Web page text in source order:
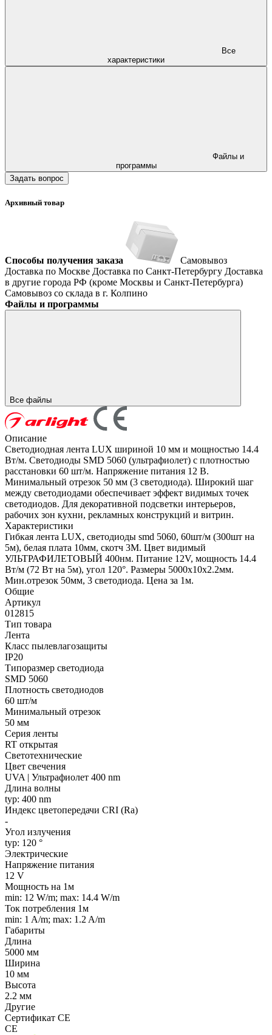
характеристики
программы
Задать вопрос
Архивный товар
Способы получения заказа
Самовывоз
Доставка по Москве Доставка по Санкт-Петербургу Доставка
в другие города РФ (кроме Москвы и Санкт-Петербурга)
Самовывоз со склада в г. Колпино
Файлы и программы
Все файлы
Описание
Светодиодная лента LUX шириной 10 мм и мощностью 14.4
Вт/м. Светодиоды SMD 5060 (ультрафиолет) с плотностью
расстановки 60 шт/м. Напряжение питания 12 В.
Минимальный отрезок 50 мм (3 светодиода). Широкий шаг
между светодиодами обеспечивает эффект видимых точек
светодиодов. Для декоративной подсветки интерьеров,
рабочих зон кухни, рекламных конструкций и витрин.
Характеристики
Гибкая лента LUX, светодиоды smd 5060, 60шт/м (300шт на
5м), белая плата 10мм, скотч 3М. Цвет видимый
УЛЬТРАФИЛЕТОВЫЙ 400нм. Питание 12V, мощность 14.4
Вт/м (72 Вт на 5м), угол 120°. Размеры 5000х10x2.2мм.
Мин.отрезок 50мм, 3 светодиода. Цена за 1м.
Общие
Артикул
012815
Тип товара
Лента
Класс пылевлагозащиты
IP20
Типоразмер светодиода
SMD 5060
Плотность светодиодов
60 шт/м
Минимальный отрезок
50 мм
Серия ленты
RT открытая
Светотехнические
Цвет свечения
UVA | Ультрафиолет 400 nm
Длина волны
typ: 400 nm
Индекс цветопередачи CRI (Ra)
-
Угол излучения
typ: 120 °
Электрические
Напряжение питания
12 V
Мощность на 1м
min: 12 W/m; max: 14.4 W/m
Ток потребления 1м
min: 1 A/m; max: 1.2 A/m
Габариты
Длина
5000 мм
Ширина
10 мм
Высота
2.2 мм
Другие
Сертификат CE
CE